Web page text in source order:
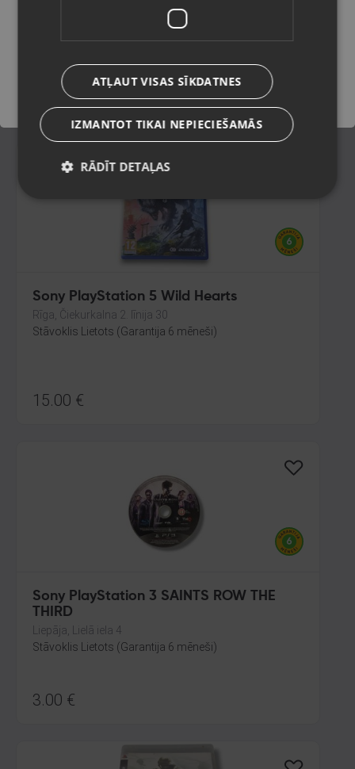
11.00€
Sony PlayStation 5 Wild Hearts
Rīga, Čiekurkalna 2. līnija 30
Stāvoklis Lietots (Garantija 6 mēneši)
15.00 €
Sony PlayStation 3 SAINTS ROW THE
THIRD
Liepāja, Lielā iela 4
Stāvoklis Lietots (Garantija 6 mēneši)
3.00 €
Saglabāt
ATĻAUT VISAS SĪKDATNES
IZMANTOT TIKAI NEPIECIEŠAMĀS
RĀDĪT DETAĻAS